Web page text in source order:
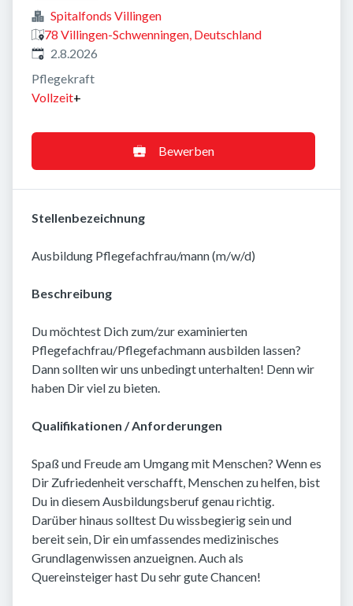
Spitalfonds Villingen
78 Villingen-Schwenningen, Deutschland
Veröffentlicht
2.8.2026
Pflegekraft
Vollzeit+
Bewerben
Stellenbezeichnung
Ausbildung Pflegefachfrau/mann (m/w/d)
Beschreibung
Du möchtest Dich zum/zur examinierten
Pflegefachfrau/Pflegefachmann ausbilden lassen?
Dann sollten wir uns unbedingt unterhalten! Denn wir
haben Dir viel zu bieten.
Qualifikationen / Anforderungen
Spaß und Freude am Umgang mit Menschen? Wenn es
Dir Zufriedenheit verschafft, Menschen zu helfen, bist
Du in diesem Ausbildungsberuf genau richtig.
Darüber hinaus solltest Du wissbegierig sein und
bereit sein, Dir ein umfassendes medizinisches
Grundlagenwissen anzueignen. Auch als
Quereinsteiger hast Du sehr gute Chancen!